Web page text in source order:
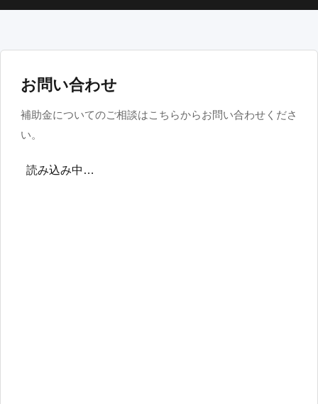
お問い合わせ
補助金についてのご相談はこちらからお問い合わせくださ
い。